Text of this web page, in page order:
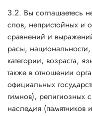
3.2. Вы соглашаетесь
слов, непристойных и
сравнений и
расы,
категории, возраста,
также в отношении
официальных
гимнов), религиозных
наследия (памятников